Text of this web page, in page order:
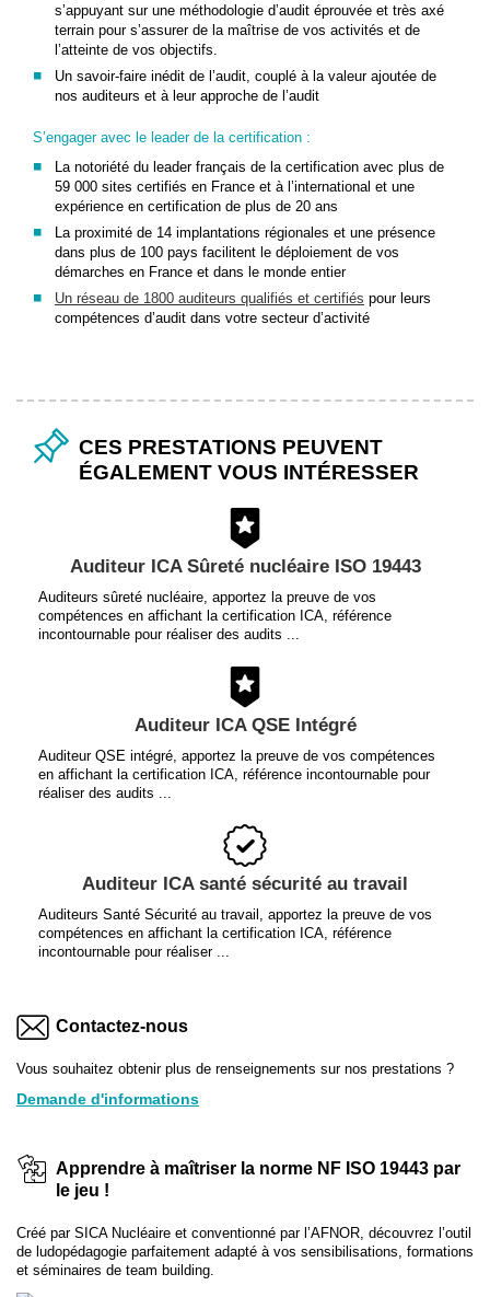
s’appuyant sur une méthodologie d’audit éprouvée et très axé
terrain pour s’assurer de la maîtrise de vos activités et de
l’atteinte de vos objectifs.
Un savoir-faire inédit de l’audit, couplé à la valeur ajoutée de
nos auditeurs et à leur approche de l’audit
S’engager avec le leader de la certification :
La notoriété du leader français de la certification avec plus de
59 000 sites certifiés en France et à l’international et une
expérience en certification de plus de 20 ans
La proximité de 14 implantations régionales et une présence
dans plus de 100 pays facilitent le déploiement de vos
démarches en France et dans le monde entier
Un réseau de 1800 auditeurs qualifiés et certifiés pour leurs
compétences d’audit dans votre secteur d’activité
CES PRESTATIONS PEUVENT
ÉGALEMENT VOUS INTÉRESSER
Auditeur ICA Sûreté nucléaire ISO 19443
Auditeurs sûreté nucléaire, apportez la preuve de vos
compétences en affichant la certification ICA, référence
incontournable pour réaliser des audits ...
Auditeur ICA QSE Intégré
Auditeur QSE intégré, apportez la preuve de vos compétences
en affichant la certification ICA, référence incontournable pour
réaliser des audits ...
Auditeur ICA santé sécurité au travail
Auditeurs Santé Sécurité au travail, apportez la preuve de vos
compétences en affichant la certification ICA, référence
incontournable pour réaliser ...
Contactez-nous
Vous souhaitez obtenir plus de renseignements sur nos prestations ?
Demande d'informations
Apprendre à maîtriser la norme NF ISO 19443 par
le jeu !
Créé par SICA Nucléaire et conventionné par l’AFNOR, découvrez l’outil
de ludopédagogie parfaitement adapté à vos sensibilisations, formations
et séminaires de team building.